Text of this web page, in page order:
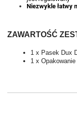
Niezwykle łatwy
ZAWARTOŚĆ
1 x Pasek Dux
1 x